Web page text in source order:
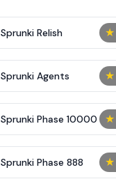
★
Sprunki Relish
★
Sprunki Agents
★
Sprunki Phase 10000
★
Sprunki Phase 888